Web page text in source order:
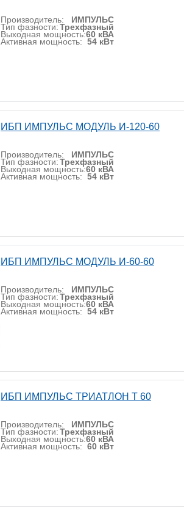
Производитель: ИМПУЛЬС
Тип фазности:Трехфазный
Выходная мощность:60 кВА
Активная мощность: 54 кВт
ИБП ИМПУЛЬС МОДУЛЬ И-120-60
Производитель: ИМПУЛЬС
Тип фазности:Трехфазный
Выходная мощность:60 кВА
Активная мощность: 54 кВт
ИБП ИМПУЛЬС МОДУЛЬ И-60-60
Производитель: ИМПУЛЬС
Тип фазности:Трехфазный
Выходная мощность:60 кВА
Активная мощность: 54 кВт
ИБП ИМПУЛЬС ТРИАТЛОН Т 60
Производитель: ИМПУЛЬС
Тип фазности:Трехфазный
Выходная мощность:60 кВА
Активная мощность: 60 кВт